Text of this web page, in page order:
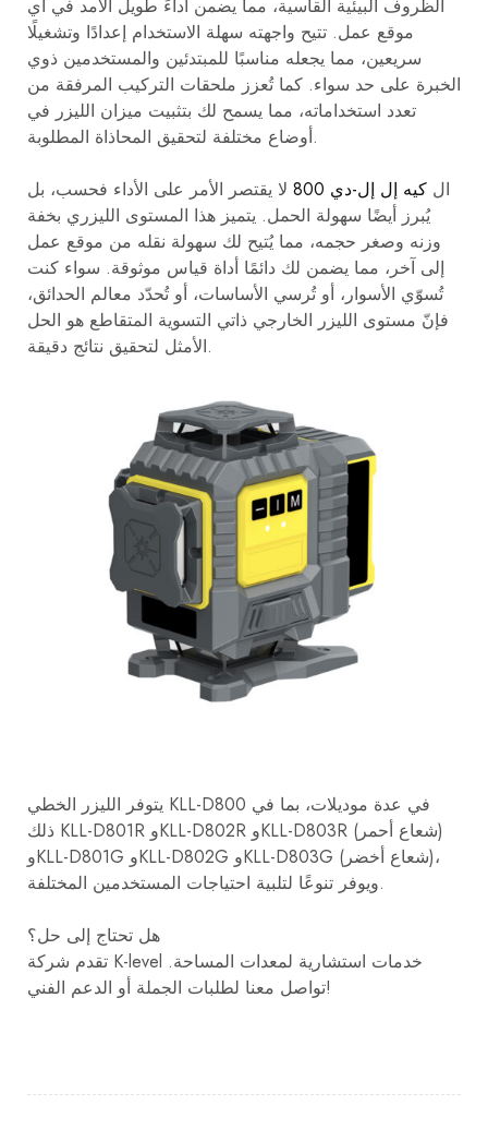
الظروف البيئية القاسية، مما يضمن أداءً طويل الأمد في أي
موقع عمل. تتيح واجهته سهلة الاستخدام إعدادًا وتشغيلًا
سريعين، مما يجعله مناسبًا للمبتدئين والمستخدمين ذوي
الخبرة على حد سواء. كما تُعزز ملحقات التركيب المرفقة من
تعدد استخداماته، مما يسمح لك بتثبيت ميزان الليزر في
أوضاع مختلفة لتحقيق المحاذاة المطلوبة.
ال كيه إل إل-دي 800
لا يقتصر الأمر على الأداء فحسب، بل
يُبرز أيضًا سهولة الحمل. يتميز هذا المستوى الليزري بخفة
وزنه وصغر حجمه، مما يُتيح لك سهولة نقله من موقع عمل
إلى آخر، مما يضمن لك دائمًا أداة قياس موثوقة. سواء كنت
تُسوّي الأسوار، أو تُرسي الأساسات، أو تُحدّد معالم الحدائق،
فإنّ مستوى الليزر الخارجي ذاتي التسوية المتقاطع هو الحل
الأمثل لتحقيق نتائج دقيقة.
يتوفر الليزر الخطي KLL-D800 في عدة موديلات، بما في
ذلك KLL-D801R وKLL-D802R وKLL-D803R (شعاع أحمر)
وKLL-D801G وKLL-D802G وKLL-D803G (شعاع أخضر)،
ويوفر تنوعًا لتلبية احتياجات المستخدمين المختلفة.
هل تحتاج إلى حل؟
تقدم شركة K-level خدمات استشارية لمعدات المساحة.
تواصل معنا لطلبات الجملة أو الدعم الفني!